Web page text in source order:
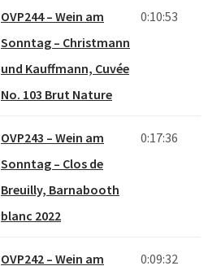
OVP244 – Wein am
Sonntag – Christmann
und Kauffmann, Cuvée
No. 103 Brut Nature
0:10:53
OVP243 – Wein am
Sonntag – Clos de
Breuilly, Barnabooth
blanc 2022
0:17:36
OVP242 – Wein am
0:09:32